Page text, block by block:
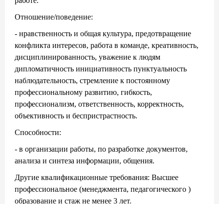
Отношение/поведение:
- нравственность и общая культура, предотвращение
конфликта интересов, работа в команде, креативность,
дисциплинированность, уважение к людям
дипломатичность инициативность пунктуальность
наблюдательность, стремление к постоянному
профессиональному развитию, гибкость,
профессионализм, ответственность, корректность,
объективность и беспристрастность.
Способности:
- в организации работы, по разработке документов,
анализа и синтеза информации, общения.
Другие квалификационные требования: Высшее
профессиональное (менеджмента, педагогического )
образование и стаж не менее 3 лет.